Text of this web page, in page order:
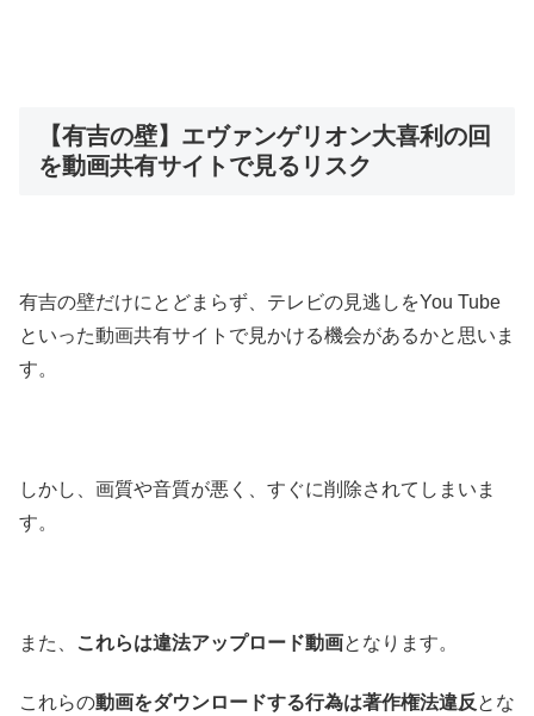
【有吉の壁】エヴァンゲリオン大喜利の回
を動画共有サイトで見るリスク
有吉の壁だけにとどまらず、テレビの見逃しをYou Tube
といった動画共有サイトで見かける機会があるかと思いま
す。
しかし、画質や音質が悪く、すぐに削除されてしまいま
す。
また、 これらは違法アップロード動画となります。
これらの動画をダウンロードする行為は著作権法違反 とな